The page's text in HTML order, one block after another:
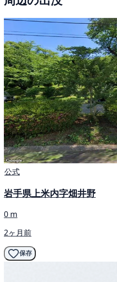
公式
岩手県上米内字畑井野
0 m
2ヶ月前
保存